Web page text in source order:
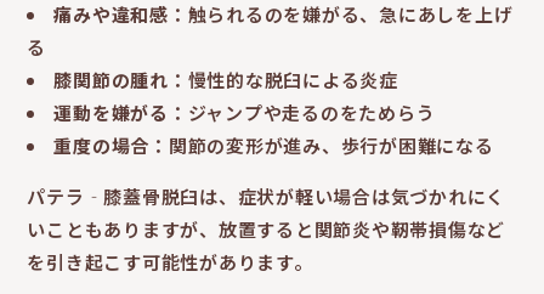
痛みや違和感 ：触られるのを嫌がる、急にあしを上げ
る
膝関節の腫れ ：慢性的な脱臼による炎症
運動を嫌がる ：ジャンプや走るのをためらう
重度の場合 ：関節の変形が進み、歩行が困難になる
パテラ‐膝蓋骨脱臼は、症状が軽い場合は気づかれにく
いこともありますが、放置すると関節炎や靭帯損傷など
を引き起こす可能性があります。